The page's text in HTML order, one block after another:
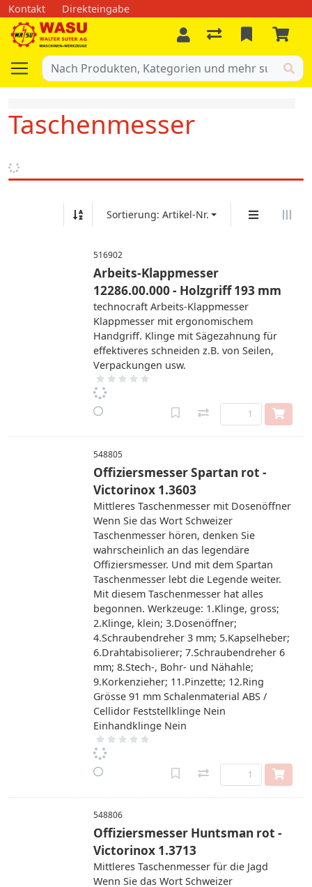
Kontakt Direkteingabe
Taschenmesser
Sortierung: Artikel-Nr.
516902
Arbeits-Klappmesser
12286.00.000 - Holzgriff 193 mm
technocraft Arbeits-Klappmesser
Klappmesser mit ergonomischem
Handgriff. Klinge mit Sägezahnung für
effektiveres schneiden z.B. von Seilen,
Verpackungen usw.
548805
Offiziersmesser Spartan rot -
Victorinox 1.3603
Mittleres Taschenmesser mit Dosenöffner
Wenn Sie das Wort Schweizer
Taschenmesser hören, denken Sie
wahrscheinlich an das legendäre
Offiziersmesser. Und mit dem Spartan
Taschenmesser lebt die Legende weiter.
Mit diesem Taschenmesser hat alles
begonnen. Werkzeuge: 1.Klinge, gross;
2.Klinge, klein; 3.Dosenöffner;
4.Schraubendreher 3 mm; 5.Kapselheber;
6.Drahtabisolierer; 7.Schraubendreher 6
mm; 8.Stech-, Bohr- und Nähahle;
9.Korkenzieher; 11.Pinzette; 12.Ring
Grösse 91 mm Schalenmaterial ABS /
Cellidor Feststellklinge Nein
Einhandklinge Nein
548806
Offiziersmesser Huntsman rot -
Victorinox 1.3713
Mittleres Taschenmesser für die Jagd
Wenn Sie das Wort Schweizer